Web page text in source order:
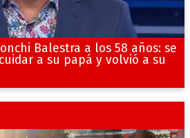
Balestra a los 58 años: se
a su papá y volvió a su